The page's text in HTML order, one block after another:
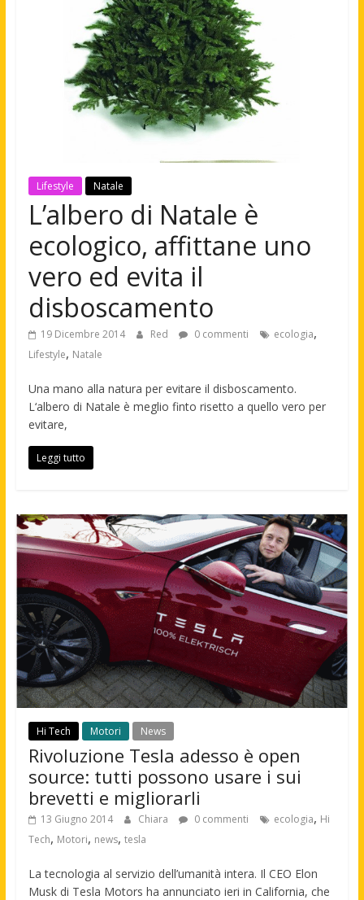
Lifestyle Natale
L’albero di Natale è
ecologico, affittane uno
vero ed evita il
disboscamento
19 Dicembre 2014 Red 0 commenti ecologia,
Lifestyle, Natale
Una mano alla natura per evitare il disboscamento.
L‘albero di Natale è meglio finto risetto a quello vero per
evitare,
Leggi tutto
Hi Tech Motori News
Rivoluzione Tesla adesso è open
source: tutti possono usare i sui
brevetti e migliorarli
13 Giugno 2014 Chiara 0 commenti ecologia, Hi
Tech, Motori, news, tesla
La tecnologia al servizio dell’umanità intera. Il CEO Elon
Musk di Tesla Motors ha annunciato ieri in California, che